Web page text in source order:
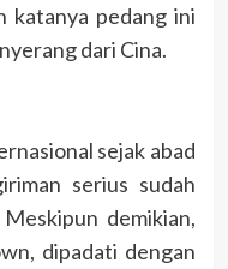
katanya pedang ini
dari Cina.
sejak abad
serius sudah
demikian,
dipadati dengan